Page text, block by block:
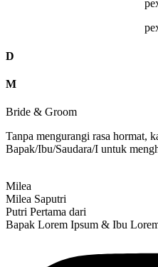
D
M
Bride & Groom
Tanpa mengurangi rasa hormat,
Bapak/Ibu/Saudara/I untuk
Milea
Milea Saputri
Putri Pertama dari
Bapak Lorem Ipsum & Ibu